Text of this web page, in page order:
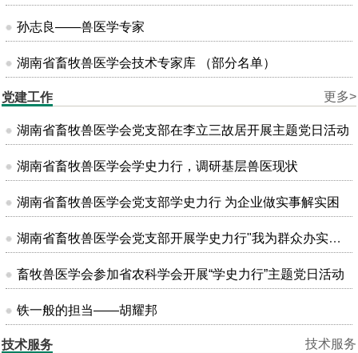
孙志良——兽医学专家
湖南省畜牧兽医学会技术专家库 （部分名单）
更多>
党建工作
湖南省畜牧兽医学会党支部在李立三故居开展主题党日活动
湖南省畜牧兽医学会学史力行，调研基层兽医现状
湖南省畜牧兽医学会党支部学史力行 为企业做实事解实困
湖南省畜牧兽医学会党支部开展学史力行"我为群众办实事"主题党日活动
畜牧兽医学会参加省农科学会开展“学史力行”主题党日活动
铁一般的担当——胡耀邦
技术服务
技术服务